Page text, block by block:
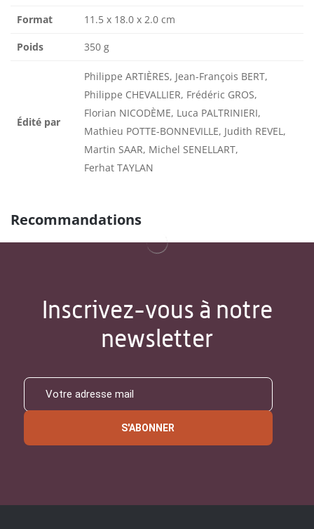
Format 11.5 x 18.0 x 2.0 cm
Poids 350 g
Édité par
Philippe ARTIÈRES, Jean-François BERT,
Philippe CHEVALLIER, Frédéric GROS,
Florian NICODÈME, Luca PALTRINIERI,
Mathieu POTTE-BONNEVILLE, Judith REVEL,
Martin SAAR, Michel SENELLART,
Ferhat TAYLAN
Recommandations
Inscrivez-vous à notre
newsletter
S'ABONNER